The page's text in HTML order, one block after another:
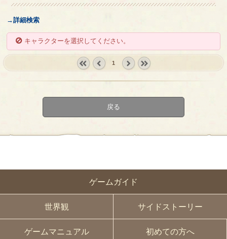
ゲームガイド
世界観 サイドストーリー
ゲームマニュアル 初めての方へ
→詳細検索
キャラクターを選択してください。
1
戻る